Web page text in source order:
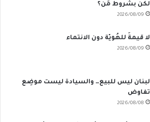
لكن بشروط مَن؟
2026/08/09
لا قيمةَ للهُويّة دون الانتماء
2026/08/09
لبنان ليس للبيع… والسيادة ليست موضِع
تفاوض
2026/08/08